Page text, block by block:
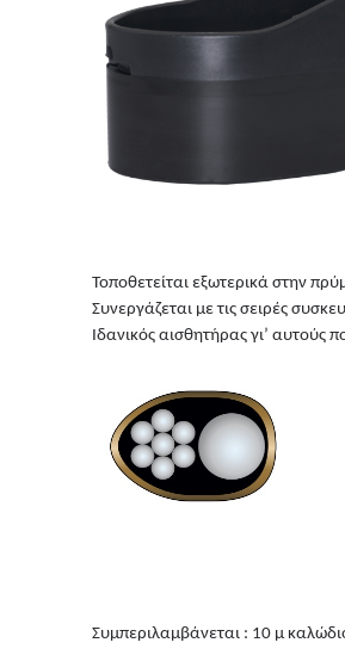
Τοποθετείται εξωτερικά στην
Συνεργάζεται με τις σειρές
Ιδανικός αισθητήρας γι’
Συμπεριλαμβάνεται : 10 μ